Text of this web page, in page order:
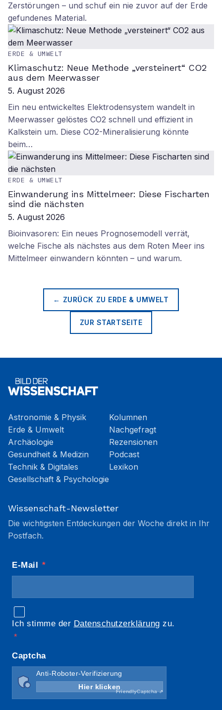
Zerstörungen – und schuf ein nie zuvor auf der Erde
gefundenes Material.
ERDE & UMWELT
Klimaschutz: Neue Methode „versteinert“ CO2
aus dem Meerwasser
5. August 2026
Ein neu entwickeltes Elektrodensystem wandelt in
Meerwasser gelöstes CO2 schnell und effizient in
Kalkstein um. Diese CO2-Mineralisierung könnte
beim…
ERDE & UMWELT
Einwanderung ins Mittelmeer: Diese Fischarten
sind die nächsten
5. August 2026
Bioinvasoren: Ein neues Prognosemodell verrät,
welche Fische als nächstes aus dem Roten Meer ins
Mittelmeer einwandern könnten – und warum.
← ZURÜCK ZU ERDE & UMWELT
ZUR STARTSEITE
Astronomie & Physik
Erde & Umwelt
Archäologie
Gesundheit & Medizin
Technik & Digitales
Gesellschaft & Psychologie
Kolumnen
Nachgefragt
Rezensionen
Podcast
Lexikon
Wissenschaft-Newsletter
Die wichtigsten Entdeckungen der Woche direkt in Ihr
Postfach.